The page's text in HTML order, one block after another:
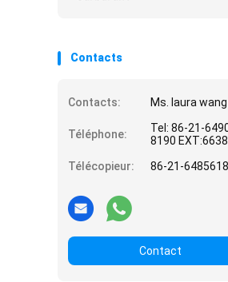
Contacts
Contacts: Ms. laura wang
Téléphone:
Tel: 86-21-
8190 EXT:6638
Télécopieur:
86-21-
Contact